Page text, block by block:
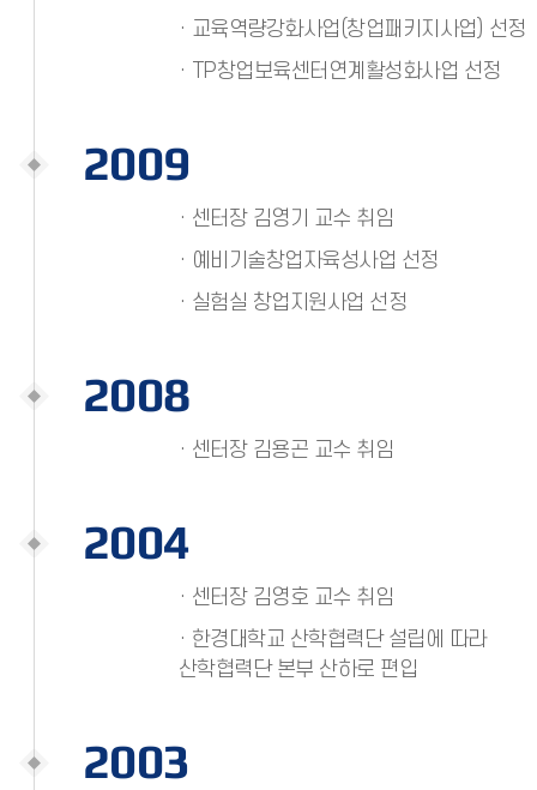
· 교육역량강화사업(창업패키지사업) 선정
· TP창업보육센터연계활성화사업 선정
2009
· 센터장 김영기 교수 취임
· 예비기술창업자육성사업 선정
· 실험실 창업지원사업 선정
2008
· 센터장 김용곤 교수 취임
2004
· 센터장 김영호 교수 취임
· 한경대학교 산학협력단 설립에 따라
산학협력단 본부 산하로 편입
2003